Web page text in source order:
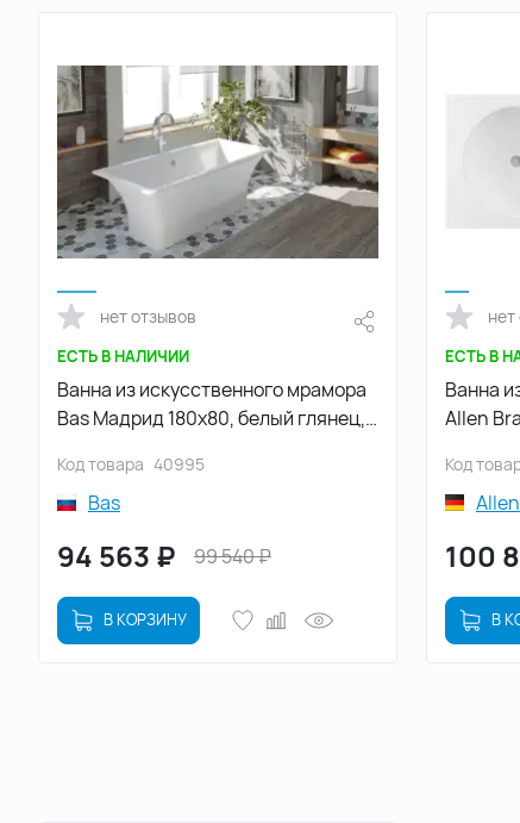
нет отзывов
ЕСТЬ В НАЛИЧИИ
Ванна из искусственного мрамора
Bas Мадрид 180х80, белый глянец,
Код товара 40995
Bas
94 563 ₽ 99 540₽
В КОРЗИНУ
нет
ЕСТЬ В
Ванна
Allen
Код
100
В